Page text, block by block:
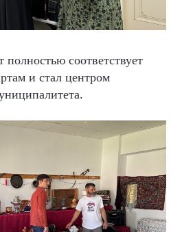
соответствует
и стал центром